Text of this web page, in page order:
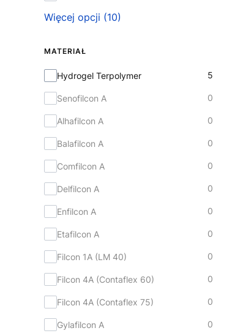
Więcej opcji (10)
MATERIAŁ
Materiał
Hydrogel Terpolymer 5
Senofilcon A 0
Alhafilcon A 0
Balafilcon A 0
Comfilcon A 0
Delfilcon A 0
Enfilcon A 0
Etafilcon A 0
Filcon 1A (LM 40) 0
Filcon 4A (Contaflex 60) 0
Filcon 4A (Contaflex 75) 0
Gylafilcon A 0